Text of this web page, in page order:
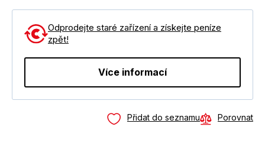
Odprodejte staré zařízení a získejte peníze
zpět!
Více informací
Přidat do seznamu Porovnat